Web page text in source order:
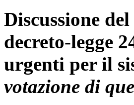
Discussione
decreto-legge
urgenti per il
votazione di